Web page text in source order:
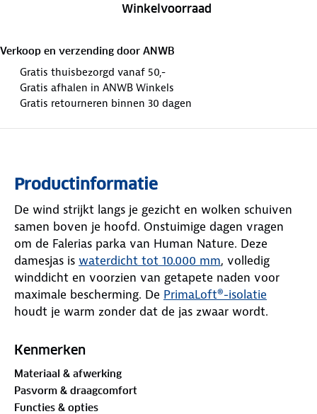
Winkelvoorraad
Verkoop en verzending door ANWB
Gratis thuisbezorgd vanaf 50,-
Gratis afhalen in ANWB Winkels
Gratis retourneren binnen 30 dagen
Productinformatie
De wind strijkt langs je gezicht en wolken schuiven
samen boven je hoofd. Onstuimige dagen vragen
om de Falerias parka van Human Nature. Deze
damesjas is waterdicht tot 10.000 mm, volledig
winddicht en voorzien van getapete naden voor
maximale bescherming. De PrimaLoft®-isolatie
houdt je warm zonder dat de jas zwaar wordt.
De YKK-rits sluit stevig. Voor de rits voorkomt een
manchetten en een verstelbare, afritsbare capuchon
geven je ruimte om het weer naar je hand te zetten.
Kenmerken
Materiaal & afwerking
Pasvorm & draagcomfort
Functies & opties